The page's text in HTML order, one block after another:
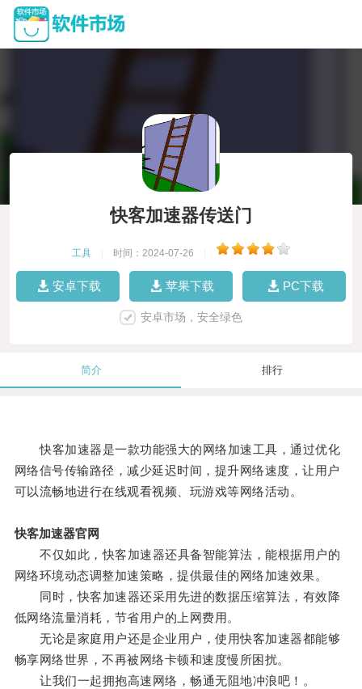
快客加速器传送门
工具 时间：2024-07-26
安卓下载 苹果下载 PC下载
安卓市场，安全绿色
简介 排行
快客加速器是一款功能强大的网络加速工具，通过优化
网络信号传输路径，减少延迟时间，提升网络速度，让用户
可以流畅地进行在线观看视频、玩游戏等网络活动。
快客加速器官网
不仅如此，快客加速器还具备智能算法，能根据用户的
网络环境动态调整加速策略，提供最佳的网络加速效果。
同时，快客加速器还采用先进的数据压缩算法，有效降
低网络流量消耗，节省用户的上网费用。
无论是家庭用户还是企业用户，使用快客加速器都能够
畅享网络世界，不再被网络卡顿和速度慢所困扰。
让我们一起拥抱高速网络，畅通无阻地冲浪吧！。